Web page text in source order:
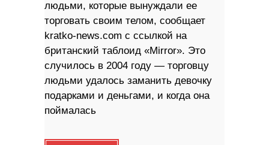
людьми, которые вынуждали ее
торговать своим телом, сообщает
kratko-news.com с ссылкой на
британский таблоид «Mirror». Это
случилось в 2004 году — торговцу
людьми удалось заманить девочку
подарками и деньгами, и когда она
поймалась